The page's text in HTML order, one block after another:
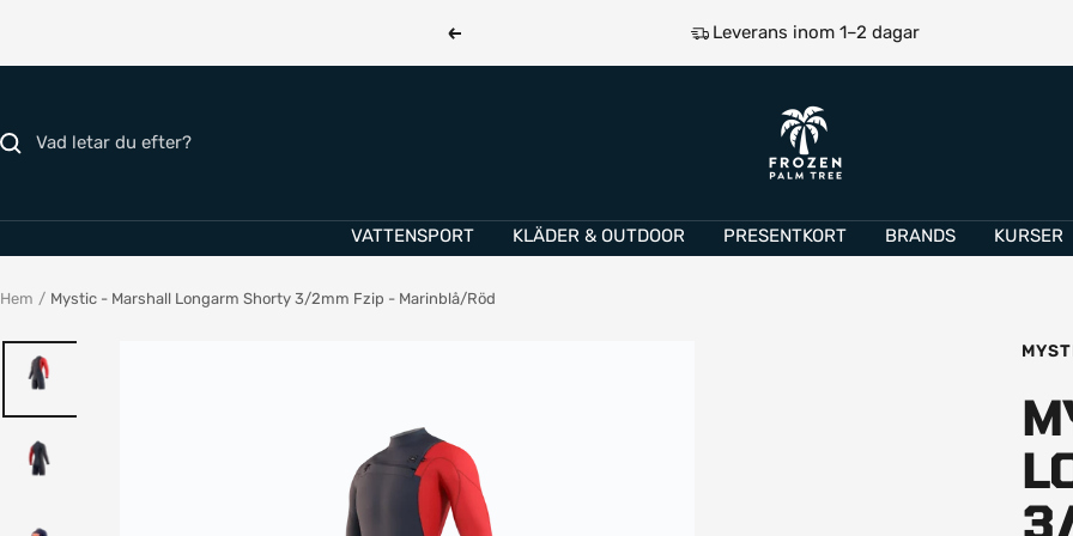
innehållet
Föregående Leverans inom 1–2 dagar
Frozen
Palm
Tree
VATTENSPORT KLÄDER & OUTDOOR PRESENTKORT BRANDS KURSER
Hem Mystic - Marshall Longarm Shorty 3/2mm Fzip - Marinblå/Röd